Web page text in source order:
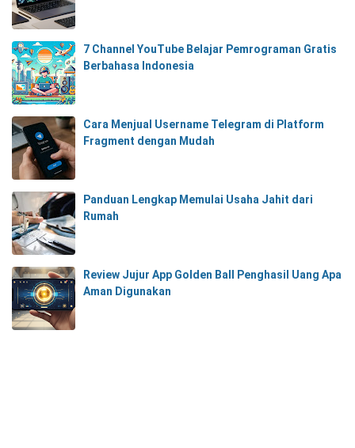
7 Channel YouTube Belajar Pemrograman Gratis
Berbahasa Indonesia
Cara Menjual Username Telegram di Platform
Fragment dengan Mudah
Panduan Lengkap Memulai Usaha Jahit dari
Rumah
Review Jujur App Golden Ball Penghasil Uang Apa
Aman Digunakan